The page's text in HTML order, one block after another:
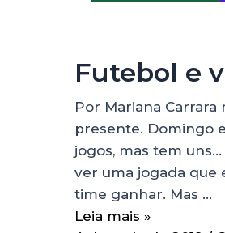
Futebol e
Por Mariana
presente. Domingo
jogos, mas tem
ver uma jogada que
time ganhar. Mas …
Leia mais »